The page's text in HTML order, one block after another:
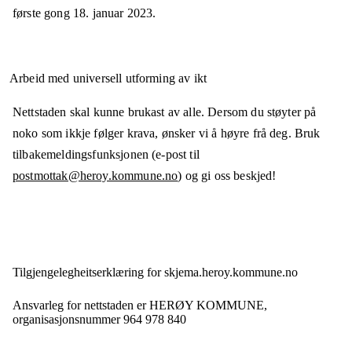
første gong 18. januar 2023.
Arbeid med universell utforming av ikt
Nettstaden skal kunne brukast av alle. Dersom du støyter på
noko som ikkje følger krava, ønsker vi å høyre frå deg. Bruk
tilbakemeldingsfunksjonen (e-post til
postmottak@heroy.kommune.no) og gi oss beskjed!
Tilgjengelegheits­erklæring forskjema.heroy.kommune.no
Ansvarleg for nettstaden erHERØY KOMMUNE,
organisasjonsnummer 964 978 840